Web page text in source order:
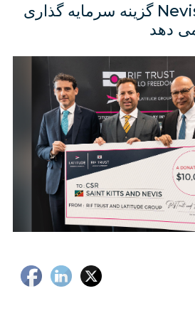
St Kitts و Nevis CIP گزینه سرمایه گذاری
می دهد